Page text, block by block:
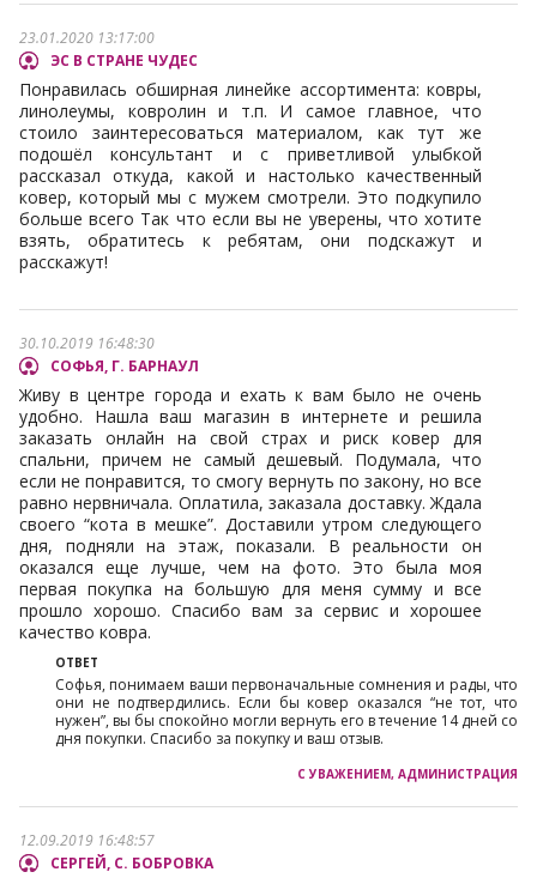
23.01.2020 13:17:00
ЭС В СТРАНЕ ЧУДЕС
Понравилась обширная линейке ассортимента: ковры,
линолеумы, ковролин и т.п. И самое главное, что
стоило заинтересоваться материалом, как тут же
подошёл консультант и с приветливой улыбкой
рассказал откуда, какой и настолько качественный
ковер, который мы с мужем смотрели. Это подкупило
больше всего Так что если вы не уверены, что хотите
взять, обратитесь к ребятам, они подскажут и
расскажут!
30.10.2019 16:48:30
СОФЬЯ, Г. БАРНАУЛ
Живу в центре города и ехать к вам было не очень
удобно. Нашла ваш магазин в интернете и решила
заказать онлайн на свой страх и риск ковер для
спальни, причем не самый дешевый. Подумала, что
если не понравится, то смогу вернуть по закону, но все
равно нервничала. Оплатила, заказала доставку. Ждала
своего “кота в мешке”. Доставили утром следующего
дня, подняли на этаж, показали. В реальности он
оказался еще лучше, чем на фото. Это была моя
первая покупка на большую для меня сумму и все
прошло хорошо. Спасибо вам за сервис и хорошее
качество ковра.
Софья, понимаем ваши первоначальные сомнения и рады, что
они не подтвердились. Если бы ковер оказался “не тот, что
нужен”, вы бы спокойно могли вернуть его в течение 14 дней со
дня покупки. Спасибо за покупку и ваш отзыв.
12.09.2019 16:48:57
СЕРГЕЙ, С. БОБРОВКА